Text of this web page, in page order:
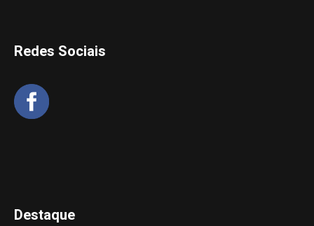
Redes Sociais
Destaque